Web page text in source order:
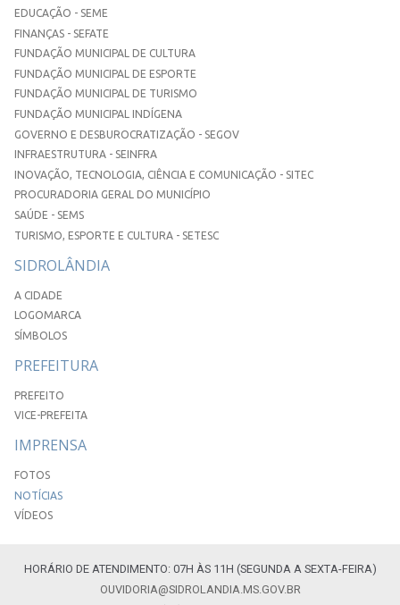
EDUCAÇÃO - SEME
FINANÇAS - SEFATE
FUNDAÇÃO MUNICIPAL DE CULTURA
FUNDAÇÃO MUNICIPAL DE ESPORTE
FUNDAÇÃO MUNICIPAL DE TURISMO
FUNDAÇÃO MUNICIPAL INDÍGENA
GOVERNO E DESBUROCRATIZAÇÃO - SEGOV
INFRAESTRUTURA - SEINFRA
INOVAÇÃO, TECNOLOGIA, CIÊNCIA E COMUNICAÇÃO - SITEC
PROCURADORIA GERAL DO MUNICÍPIO
SAÚDE - SEMS
TURISMO, ESPORTE E CULTURA - SETESC
SIDROLÂNDIA
A CIDADE
LOGOMARCA
SÍMBOLOS
PREFEITURA
PREFEITO
VICE-PREFEITA
IMPRENSA
FOTOS
NOTÍCIAS
VÍDEOS
HORÁRIO DE ATENDIMENTO: 07H ÀS 11H (SEGUNDA A SEXTA-FEIRA)
OUVIDORIA@SIDROLANDIA.MS.GOV.BR